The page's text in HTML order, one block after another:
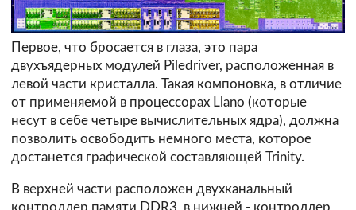
Первое, что бросается в глаза, это пара
двухъядерных модулей Piledriver, расположенная в
левой части кристалла. Такая компоновка, в отличие
от применяемой в процессорах Llano (которые
несут в себе четыре вычислительных ядра), должна
позволить освободить немного места, которое
достанется графической составляющей Trinity.
В верхней части расположен двухканальный
контроллер памяти DDR3, в нижней - контроллер